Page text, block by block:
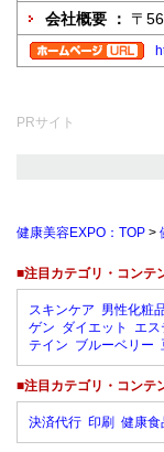
会社概要 ： 〒
PRサイト
健康美容EXPO：TOP >
■注目カテゴリ・コンテ
スキンケア 男性化粧
ゲン ダイエット エス
テイン ブルーベリー
■注目カテゴリ・コンテ
決済代行 印刷 健康食